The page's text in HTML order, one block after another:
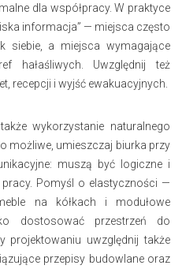
dla współpracy. W praktyce
informacja” — miejsca często
siebie, a miejsca wymagające
hałaśliwych. Uwzględnij też
recepcji i wyjść ewakuacyjnych.
wykorzystanie naturalnego
możliwe, umieszczaj biurka przy
muszą być logiczne i
Pomyśl o elastyczności —
na kółkach i modułowe
dostosować przestrzeń do
projektowaniu uwzględnij także
przepisy budowlane oraz